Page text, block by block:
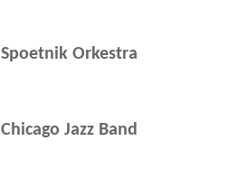
Spoetnik Orkestra
Chicago Jazz Band